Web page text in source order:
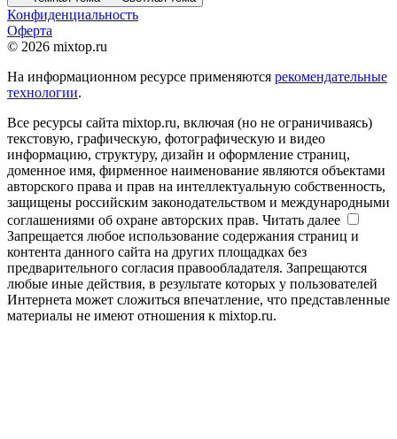
Конфиденциальность
Оферта
© 2026 mixtop.ru
На информационном ресурсе применяются рекомендательные
технологии.
Все ресурсы сайта mixtop.ru, включая (но не ограничиваясь)
текстовую, графическую, фотографическую и видео
информацию, структуру, дизайн и оформление страниц,
доменное имя, фирменное наименование являются объектами
авторского права и прав на интеллектуальную собственность,
защищены российским законодательством и международными
соглашениями об охране авторских прав. Читать далее
Запрещается любое использование содержания страниц и
контента данного сайта на других площадках без
предварительного согласия правообладателя. Запрещаются
любые иные действия, в результате которых у пользователей
Интернета может сложиться впечатление, что представленные
материалы не имеют отношения к mixtop.ru.